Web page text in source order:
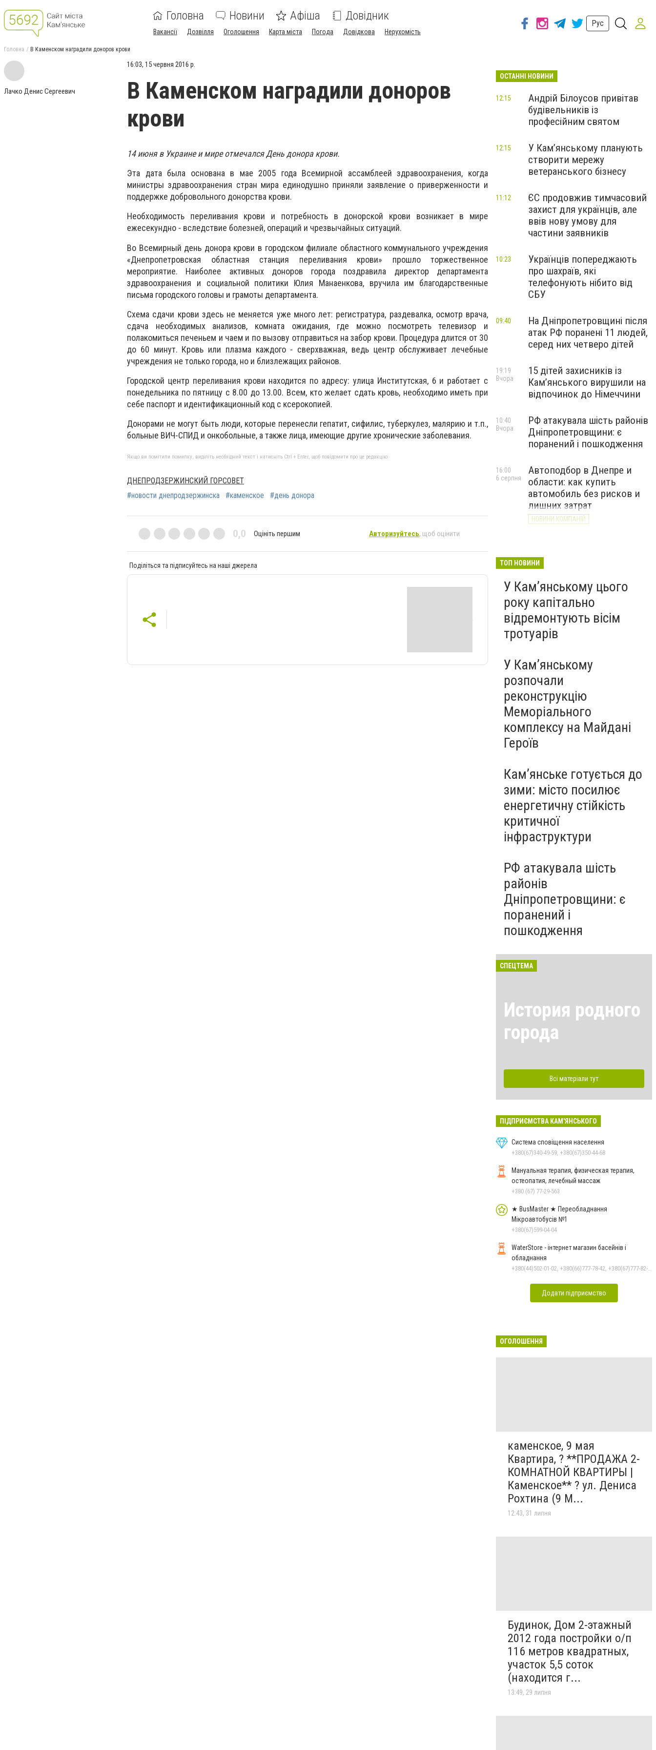
Головна Новини Афіша Довідник
Вакансії Дозвілля Оголошення Карта міста Погода Довідкова Нерухомість
Рус
Головна В Каменском наградили доноров крови
Лачко Денис Сергеевич
16:03, 15 червня 2016 р.
В Каменском наградили доноров
крови
14 июня в Украине и мире отмечался День донора крови.
Эта дата была основана в мае 2005 года Всемирной ассамблеей здравоохранения, когда
министры здравоохранения стран мира единодушно приняли заявление о приверженности и
поддержке добровольного донорства крови.
Необходимость переливания крови и потребность в донорской крови возникает в мире
ежесекундно - вследствие болезней, операций и чрезвычайных ситуаций.
Во Всемирный день донора крови в городском филиале областного коммунального учреждения
«Днепропетровская областная станция переливания крови» прошло торжественное
мероприятие. Наиболее активных доноров города поздравила директор департамента
здравоохранения и социальной политики Юлия Манаенкова, вручила им благодарственные
письма городского головы и грамоты департамента.
Схема сдачи крови здесь не меняется уже много лет: регистратура, раздевалка, осмотр врача,
сдача необходимых анализов, комната ожидания, где можно посмотреть телевизор и
полакомиться печеньем и чаем и по вызову отправиться на забор крови. Процедура длится от 30
до 60 минут. Кровь или плазма каждого - сверхважная, ведь центр обслуживает лечебные
учреждения не только города, но и близлежащих районов.
Городской центр переливания крови находится по адресу: улица Институтская, 6 и работает с
понедельника по пятницу с 8.00 до 13.00. Всем, кто желает сдать кровь, необходимо иметь при
себе паспорт и идентификационный код с ксерокопией.
Донорами не могут быть люди, которые перенесли гепатит, сифилис, туберкулез, малярию и т.п.,
больные ВИЧ-СПИД и онкобольные, а также лица, имеющие другие хронические заболевания.
Якщо ви помітили помилку, виділіть необхідний текст і натисніть Ctrl + Enter, щоб повідомити про це редакцію
ДНЕПРОДЗЕРЖИНСКИЙ ГОРСОВЕТ
#новости днепродзержинска
#каменское #день донора
0,0 Оцініть першим Авторизуйтесь, щоб оцінити
Поділіться та підписуйтесь на наші джерела
ОСТАННІ НОВИНИ
Андрій Білоусов привітав
будівельників із
професійним святом
12:15
У Кам’янському планують
створити мережу
ветеранського бізнесу
12:15
ЄС продовжив тимчасовий
захист для українців, але
ввів нову умову для
частини заявників
11:12
Українців попереджають
про шахраїв, які
телефонують нібито від
СБУ
10:23
На Дніпропетровщині після
атак РФ поранені 11 людей,
серед них четверо дітей
09:40
15 дітей захисників із
Кам’янського вирушили на
відпочинок до Німеччини
19:19
Вчора
РФ атакувала шість районів
Дніпропетровщини: є
поранений і пошкодження
10:40
Вчора
Автоподбор в Днепре и
области: как купить
автомобиль без рисков и
лишних затрат
НОВИНИ КОМПАНІЙ
16:00
6 серпня
ТОП НОВИНИ
У Кам’янському цього
року капітально
відремонтують вісім
тротуарів
У Кам’янському
розпочали
реконструкцію
Меморіального
комплексу на Майдані
Героїв
Кам’янське готується до
зими: місто посилює
енергетичну стійкість
критичної
інфраструктури
РФ атакувала шість
районів
Дніпропетровщини: є
поранений і
пошкодження
СПЕЦТЕМА
История родного
города
Всі матеріали тут
ПІДПРИЄМСТВА КАМ'ЯНСЬКОГО
Система сповіщення населення
+380(67)340-49-59, +380(67)350-44-68
Мануальная терапия, физическая терапия,
остеопатия, лечебный массаж
+380 (67) 77-29-563
★ BusMaster ★ Переобладнання
Мікроавтобусів №1
+380(67)599-04-04
WaterStore - інтернет магазин басейнів і
обладнання
Додати підприємство
ОГОЛОШЕННЯ
каменское, 9 мая
Квартира, ? **ПРОДАЖА 2-
КОМНАТНОЙ КВАРТИРЫ |
Каменское** ? ул. Дениса
Рохтина (9 М...
12:43, 31 липня
Будинок, Дом 2-этажный
2012 года постройки о/п
116 метров квадратных,
участок 5,5 соток
(находится г...
13:49, 29 липня